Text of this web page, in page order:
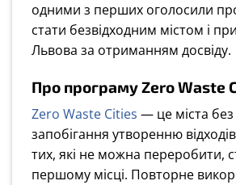
одними з перших оголосили
стати безвідходним містом і
Львовa за отриманням досвіду.
Про програму Zero Waste
Zero Waste Cities — це міста без
запобігання утворенню
тих, які не можна переробити,
першому місці. Повторне